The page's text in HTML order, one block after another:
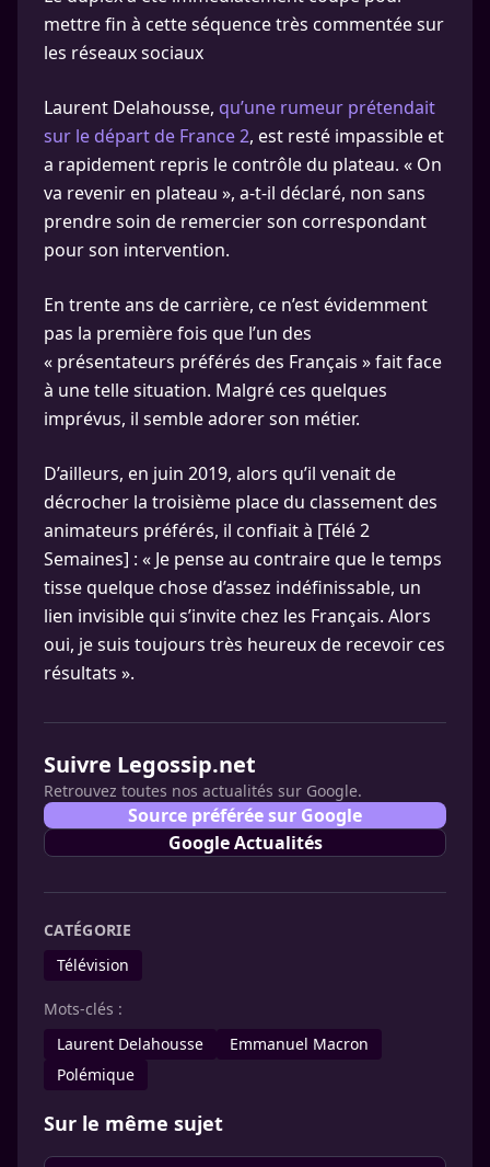
mettre fin à cette séquence très commentée sur
les réseaux sociaux
Laurent Delahousse, qu’une rumeur prétendait
sur le départ de France 2, est resté impassible et
a rapidement repris le contrôle du plateau. « On
va revenir en plateau », a-t-il déclaré, non sans
prendre soin de remercier son correspondant
pour son intervention.
En trente ans de carrière, ce n’est évidemment
pas la première fois que l’un des
« présentateurs préférés des Français » fait face
à une telle situation. Malgré ces quelques
imprévus, il semble adorer son métier.
D’ailleurs, en juin 2019, alors qu’il venait de
décrocher la troisième place du classement des
animateurs préférés, il confiait à [Télé 2
Semaines] : « Je pense au contraire que le temps
tisse quelque chose d’assez indéfinissable, un
lien invisible qui s’invite chez les Français. Alors
oui, je suis toujours très heureux de recevoir ces
résultats ».
Suivre Legossip.net
Retrouvez toutes nos actualités sur Google.
Source préférée sur Google
Google Actualités
CATÉGORIE
Télévision
Mots-clés :
Laurent Delahousse
Emmanuel Macron
Polémique
Sur le même sujet